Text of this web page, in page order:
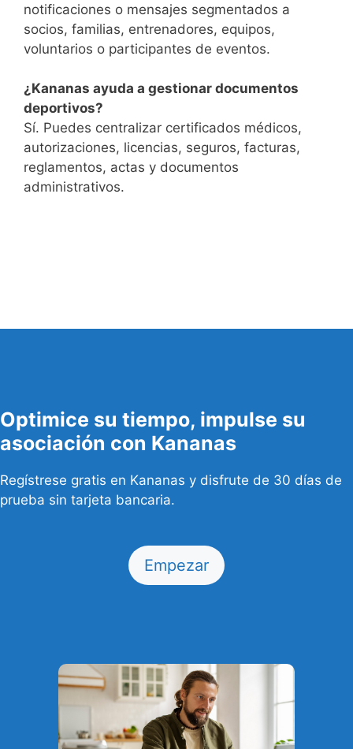
notificaciones o mensajes segmentados a
socios, familias, entrenadores, equipos,
voluntarios o participantes de eventos.
¿Kananas ayuda a gestionar documentos
deportivos?
Sí. Puedes centralizar certificados médicos,
autorizaciones, licencias, seguros, facturas,
reglamentos, actas y documentos
administrativos.
Optimice su tiempo, impulse su
asociación con Kananas
Regístrese gratis en Kananas y disfrute de 30 días de
prueba sin tarjeta bancaria.
Empezar